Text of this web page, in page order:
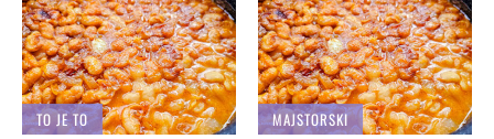
TO JE TO
MAJSTORSKI